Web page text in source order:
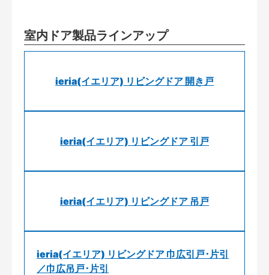
室内ドア製品ラインアップ
ieria(イエリア) リビングドア 開き戸
ieria(イエリア) リビングドア 引戸
ieria(イエリア) リビングドア 吊戸
ieria(イエリア) リビングドア 巾広引戸･片引
／巾広吊戸･片引